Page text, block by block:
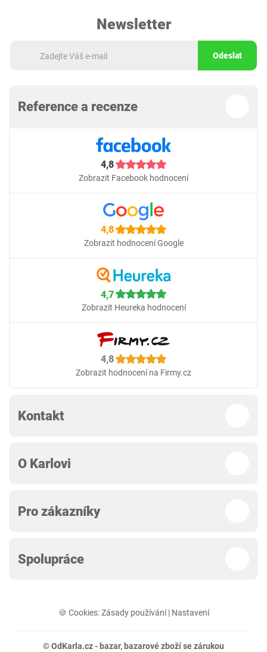
Newsletter
Odeslat
Reference a recenze
4,8
Zobrazit Facebook hodnocení
4,8
Zobrazit hodnocení Google
4,7
Zobrazit Heureka hodnocení
4,8
Zobrazit hodnocení na Firmy.cz
Kontakt
O Karlovi
Pro zákazníky
Spolupráce
🍪 Cookies:Zásady používání| Nastavení
© OdKarla.cz - bazar, bazarové zboží se zárukou